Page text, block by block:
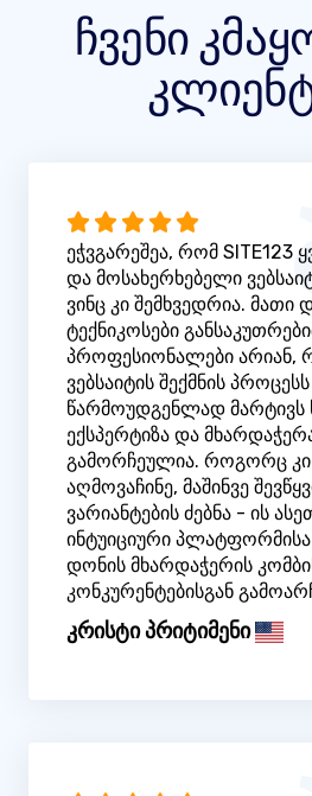
ჩვენი
ეჭვგარეშეა, რომ SITE123
და მოსახერხებელი
ვინც კი შემხვედრია. მათი
ტექნიკოსები
პროფესიონალები არიან,
ვებსაიტის შექმნის პროცესს
წარმოუდგენლად მარტივს
ექსპერტიზა და
გამორჩეულია. როგორც კი
აღმოვაჩინე, მაშინვე
ვარიანტების ძებნა - ის
ინტუიციური
დონის მხარდაჭერის
კონკურენტებისგან
კრისტი პრიტიმენი